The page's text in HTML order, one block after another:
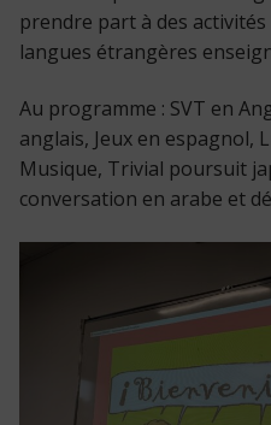
prendre part à des
langues étrangères
Au programme : SVT en
anglais, Jeux en espagnol,
Musique, Trivial poursuit
conversation en arabe et